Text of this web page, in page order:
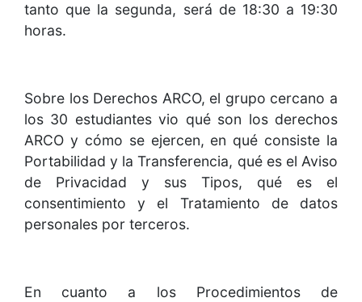
tanto que la segunda, será de 18:30 a 19:30
horas.
Sobre los Derechos ARCO, el grupo cercano a
los 30 estudiantes vio qué son los derechos
ARCO y cómo se ejercen, en qué consiste la
Portabilidad y la Transferencia, qué es el Aviso
de Privacidad y sus Tipos, qué es el
consentimiento y el Tratamiento de datos
personales por terceros.
En cuanto a los Procedimientos de